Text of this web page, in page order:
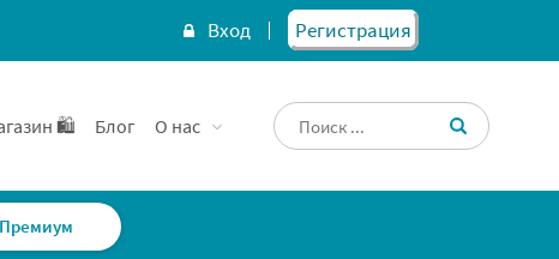
Вход Регистрация
🛍️ Блог О нас
Премиум